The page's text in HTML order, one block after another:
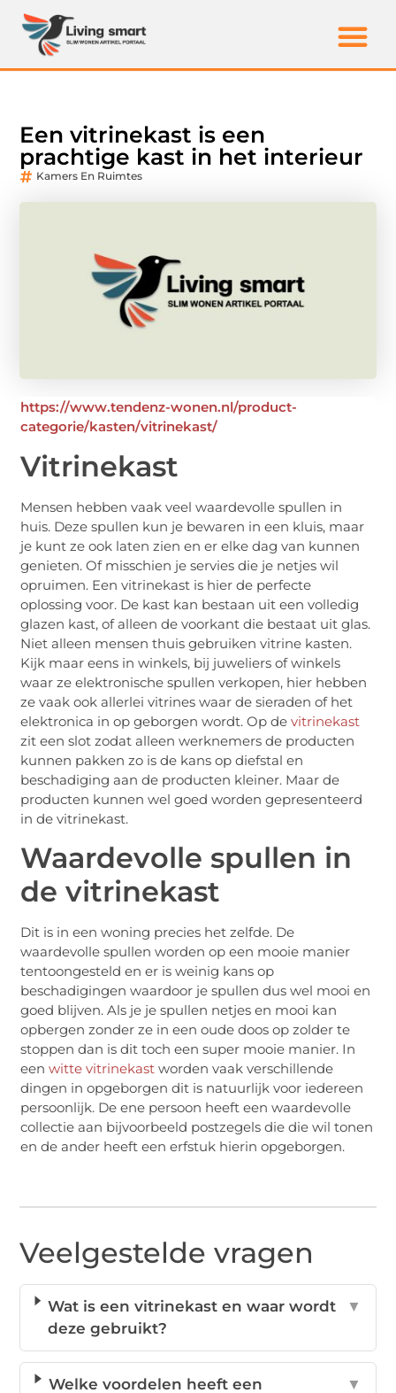
Een vitrinekast is een
prachtige kast in het interieur
Kamers En Ruimtes
https://www.tendenz-wonen.nl/product-
categorie/kasten/vitrinekast/
Vitrinekast
Mensen hebben vaak veel waardevolle spullen in
huis. Deze spullen kun je bewaren in een kluis, maar
je kunt ze ook laten zien en er elke dag van kunnen
genieten. Of misschien je servies die je netjes wil
opruimen. Een vitrinekast is hier de perfecte
oplossing voor. De kast kan bestaan uit een volledig
glazen kast, of alleen de voorkant die bestaat uit glas.
Niet alleen mensen thuis gebruiken vitrine kasten.
Kijk maar eens in winkels, bij juweliers of winkels
waar ze elektronische spullen verkopen, hier hebben
ze vaak ook allerlei vitrines waar de sieraden of het
elektronica in op geborgen wordt. Op devitrinekast
zit een slot zodat alleen werknemers de producten
kunnen pakken zo is de kans op diefstal en
beschadiging aan de producten kleiner. Maar de
producten kunnen wel goed worden gepresenteerd
in de vitrinekast.
Waardevolle spullen in
de vitrinekast
Dit is in een woning precies het zelfde. De
waardevolle spullen worden op een mooie manier
tentoongesteld en er is weinig kans op
beschadigingen waardoor je spullen dus wel mooi en
goed blijven. Als je je spullen netjes en mooi kan
opbergen zonder ze in een oude doos op zolder te
stoppen dan is dit toch een super mooie manier. In
eenwitte vitrinekast worden vaak verschillende
dingen in opgeborgen dit is natuurlijk voor iedereen
persoonlijk. De ene persoon heeft een waardevolle
collectie aan bijvoorbeeld postzegels die die wil tonen
en de ander heeft een erfstuk hierin opgeborgen.
Veelgestelde vragen
Wat is een vitrinekast en waar wordt
deze gebruikt?
▼
Welke voordelen heeft een
▼